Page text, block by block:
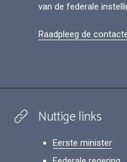
van de federale
Raadpleeg de
Nuttige links
Eerste minister